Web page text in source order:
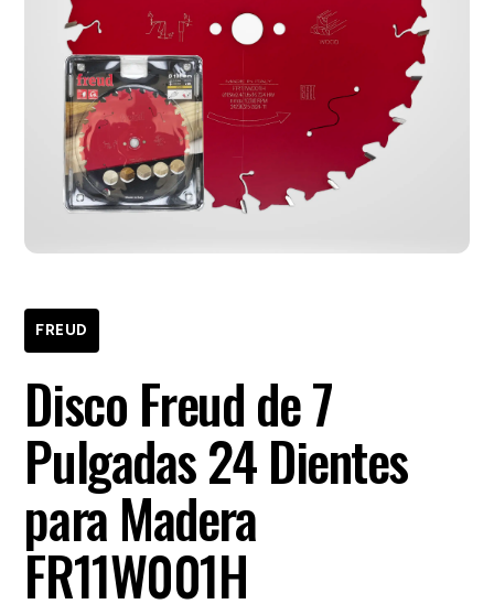
FREUD
Disco Freud de 7
Pulgadas 24 Dientes
para Madera
FR11W001H